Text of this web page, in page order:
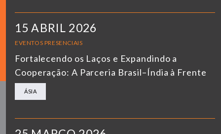
15 ABRIL 2026
EVENTOS PRESENCIAIS
Fortalecendo os Laços e Expandindo a
Cooperação: A Parceria Brasil–Índia à Frente
ÁSIA